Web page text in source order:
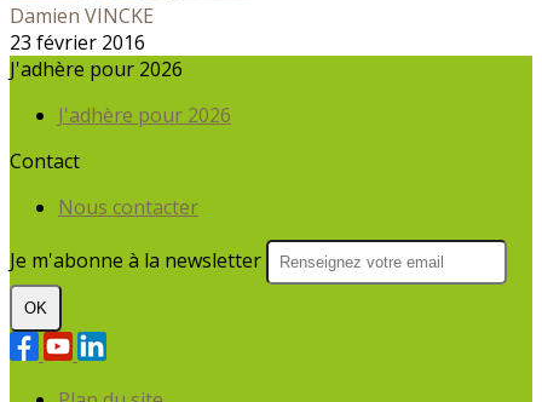
Damien VINCKE
23 février 2016
J'adhère pour 2026
J'adhère pour 2026
Contact
Nous contacter
Je m'abonne à la newsletter
OK